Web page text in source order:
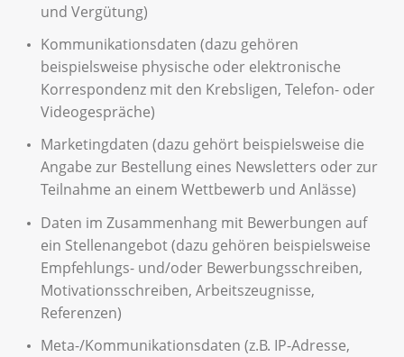
und Vergütung)
Kommunikationsdaten (dazu gehören
beispielsweise physische oder elektronische
Korrespondenz mit den Krebsligen, Telefon- oder
Videogespräche)
Marketingdaten (dazu gehört beispielsweise die
Angabe zur Bestellung eines Newsletters oder zur
Teilnahme an einem Wettbewerb und Anlässe)
Daten im Zusammenhang mit Bewerbungen auf
ein Stellenangebot (dazu gehören beispielsweise
Empfehlungs- und/oder Bewerbungsschreiben,
Motivationsschreiben, Arbeitszeugnisse,
Referenzen)
Meta-/Kommunikationsdaten (z.B. IP-Adresse,